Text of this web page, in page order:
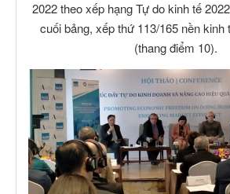
2022 theo xếp hạng Tự do kinh tế
cuối bảng, xếp thứ 113/165 nền kinh
(thang điểm 10).